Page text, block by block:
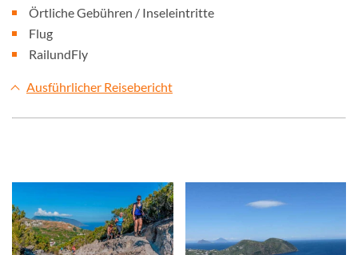
Örtliche Gebühren / Inseleintritte
Flug
RailundFly
Ausführlicher Reisebericht